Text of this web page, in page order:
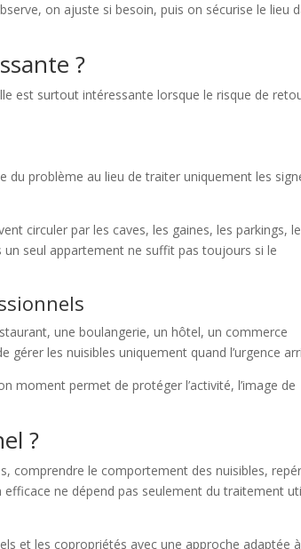
on ajuste si besoin, puis on sécurise le lieu
?
est surtout intéressante lorsque le risque de
du problème au lieu de traiter uniquement les
circuler par les caves, les gaines, les parkings,
seul appartement ne suffit pas toujours si le
une boulangerie, un hôtel, un commerce
les nuisibles uniquement quand l’urgence
moment permet de protéger l’activité, l’image de
?
comprendre le comportement des nuisibles,
ne dépend pas seulement du traitement
et les copropriétés avec une approche adaptée à